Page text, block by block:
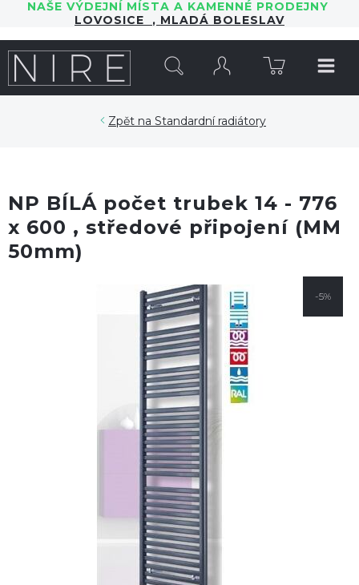
NAŠE VÝDEJNÍ MÍSTA A KAMENNÉ PRODEJNY
LOVOSICE , MLADÁ BOLESLAV
Standardní radiátory
NP BÍLÁ počet trubek 14 - 776
x 600 , středové připojení (MM
50mm)
-5%